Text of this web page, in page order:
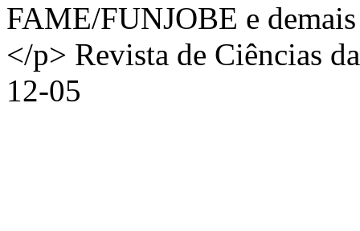
FAME/FUNJOBE e
</p> Revista de Ciências
12-05